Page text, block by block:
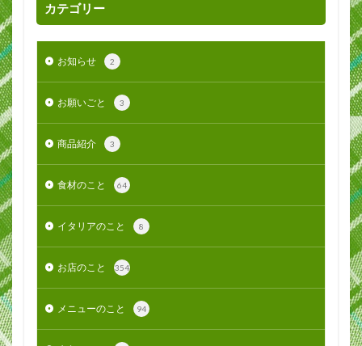
カテゴリー
お知らせ 2
お願いごと 3
商品紹介 3
食材のこと 64
イタリアのこと 8
お店のこと 354
メニューのこと 94